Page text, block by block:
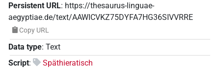
Persistent URL: https://thesaurus-linguae-
aegyptiae.de/text/AAWICVKZ75DYFA7HG36SIVVRRE
Copy URL
Data type: Text
Script:
Späthieratisch